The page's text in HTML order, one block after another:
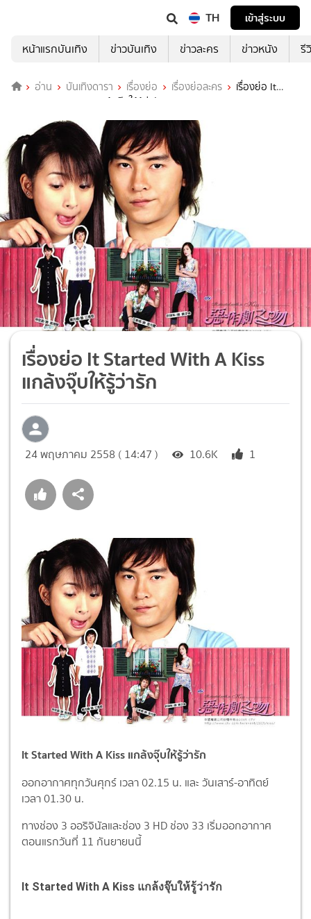
TH
เข้าสู่ระบบ
หน้าแรกบันเทิง
ข่าวบันเทิง ข่าวละคร ข่าวหนัง รี
อ่าน บันเทิงดารา เรื่องย่อ เรื่องย่อละคร
เรื่องย่อ It
Started With A Kiss แกล้งจุ๊บให้รู้ว่ารัก
เรื่องย่อ It Started With A Kiss
แกล้งจุ๊บให้รู้ว่ารัก
24 พฤษภาคม 2558 ( 14:47 ) 10.6K 1
It Started With A Kiss แกล้งจุ๊บให้รู้ว่ารัก
ออกอากาศทุกวันศุกร์ เวลา 02.15 น. และ วันเสาร์-อาทิตย์
เวลา 01.30 น.
ทางช่อง 3 ออริจินัลและช่อง 3 HD ช่อง 33 เริ่มออกอากาศ
ตอนแรกวันที่ 11 กันยายนนี้ ​
It Started With A Kiss แกล้งจุ๊บให้รู้ว่ารัก